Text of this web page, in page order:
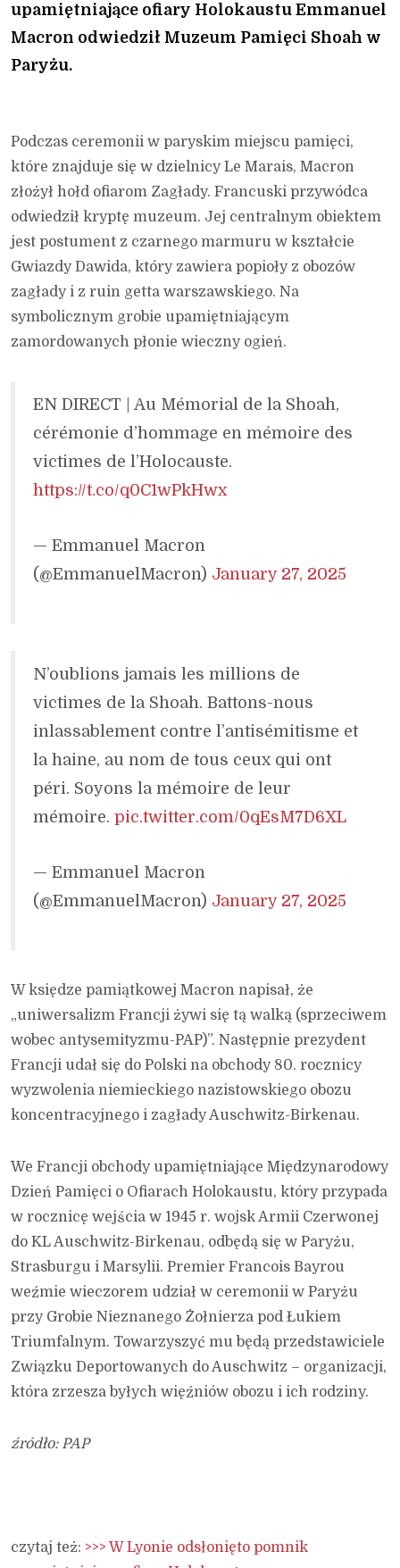
upamiętniające ofiary Holokaustu Emmanuel
Macron odwiedził Muzeum Pamięci Shoah w
Paryżu.
Podczas ceremonii w paryskim miejscu pamięci,
które znajduje się w dzielnicy Le Marais, Macron
złożył hołd ofiarom Zagłady. Francuski przywódca
odwiedził kryptę muzeum. Jej centralnym obiektem
jest postument z czarnego marmuru w kształcie
Gwiazdy Dawida, który zawiera popioły z obozów
zagłady i z ruin getta warszawskiego. Na
symbolicznym grobie upamiętniającym
zamordowanych płonie wieczny ogień.
EN DIRECT | Au Mémorial de la Shoah,
cérémonie d’hommage en mémoire des
victimes de l’Holocauste.
https://t.co/q0C1wPkHwx
— Emmanuel Macron
(@EmmanuelMacron) January 27, 2025
N’oublions jamais les millions de
victimes de la Shoah. Battons-nous
inlassablement contre l’antisémitisme et
la haine, au nom de tous ceux qui ont
péri. Soyons la mémoire de leur
mémoire. pic.twitter.com/0qEsM7D6XL
— Emmanuel Macron
(@EmmanuelMacron) January 27, 2025
W księdze pamiątkowej Macron napisał, że
„uniwersalizm Francji żywi się tą walką (sprzeciwem
wobec antysemityzmu-PAP)”. Następnie prezydent
Francji udał się do Polski na obchody 80. rocznicy
wyzwolenia niemieckiego nazistowskiego obozu
koncentracyjnego i zagłady Auschwitz-Birkenau.
We Francji obchody upamiętniające Międzynarodowy
Dzień Pamięci o Ofiarach Holokaustu, który przypada
w rocznicę wejścia w 1945 r. wojsk Armii Czerwonej
do KL Auschwitz-Birkenau, odbędą się w Paryżu,
Strasburgu i Marsylii. Premier Francois Bayrou
weźmie wieczorem udział w ceremonii w Paryżu
przy Grobie Nieznanego Żołnierza pod Łukiem
Triumfalnym. Towarzyszyć mu będą przedstawiciele
Związku Deportowanych do Auschwitz – organizacji,
która zrzesza byłych więźniów obozu i ich rodziny.
źródło: PAP
czytaj też: >>> W Lyonie odsłonięto pomnik